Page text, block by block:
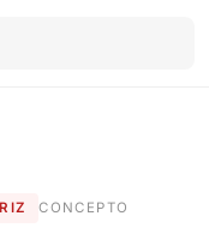
CONCEPTO